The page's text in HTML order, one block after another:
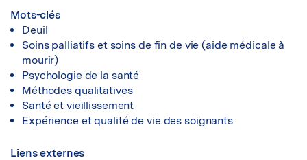
Mots-clés
Deuil
Soins palliatifs et soins de fin de vie (aide médicale à
mourir)
Psychologie de la santé
Méthodes qualitatives
Santé et vieillissement
Expérience et qualité de vie des soignants
Liens externes